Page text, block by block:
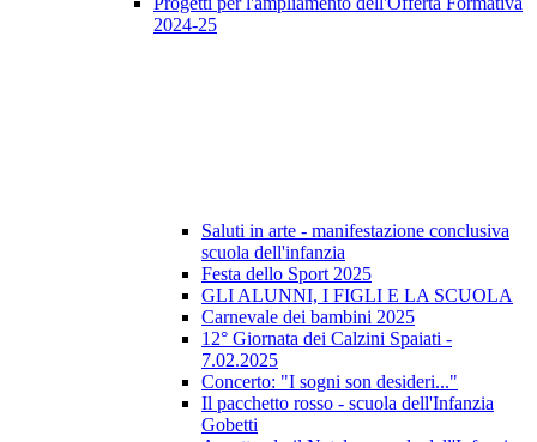
2024-25
Saluti in arte - manifestazione conclusiva
scuola dell'infanzia
Festa dello Sport 2025
GLI ALUNNI, I FIGLI E LA SCUOLA
Carnevale dei bambini 2025
12° Giornata dei Calzini Spaiati -
7.02.2025
Concerto: "I sogni son desideri..."
Il pacchetto rosso - scuola dell'Infanzia
Gobetti